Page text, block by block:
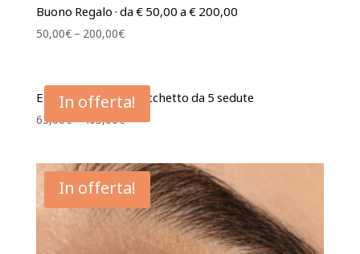
Buono Regalo · da € 50,00 a € 200,00
50,00€– 200,00€
In offerta!
Epilazione Laser · Pacchetto da 5 sedute
63,00€–405,00€
In offerta!